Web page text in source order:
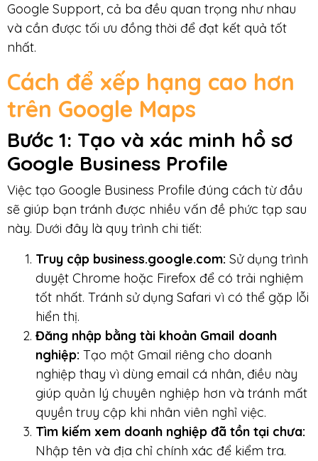
Google Support, cả ba đều quan trọng như nhau
và cần được tối ưu đồng thời để đạt kết quả tốt
nhất.
Cách để xếp hạng cao hơn
trên Google Maps
Bước 1: Tạo và xác minh hồ sơ
Google Business Profile
Việc tạo Google Business Profile đúng cách từ đầu
sẽ giúp bạn tránh được nhiều vấn đề phức tạp sau
này. Dưới đây là quy trình chi tiết:
Truy cập business.google.com: Sử dụng trình
duyệt Chrome hoặc Firefox để có trải nghiệm
tốt nhất. Tránh sử dụng Safari vì có thể gặp lỗi
hiển thị.
Đăng nhập bằng tài khoản Gmail doanh
nghiệp: Tạo một Gmail riêng cho doanh
nghiệp thay vì dùng email cá nhân, điều này
giúp quản lý chuyên nghiệp hơn và tránh mất
quyền truy cập khi nhân viên nghỉ việc.
Tìm kiếm xem doanh nghiệp đã tồn tại chưa:
Nhập tên và địa chỉ chính xác để kiểm tra.